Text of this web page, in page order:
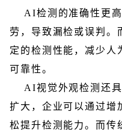
AI检测的准确性更
劳，导致漏检或误判。
定的检测性能，减少人
可靠性。
AI视觉外观检测还
扩大，企业可以通过增
松提升检测能力。而传